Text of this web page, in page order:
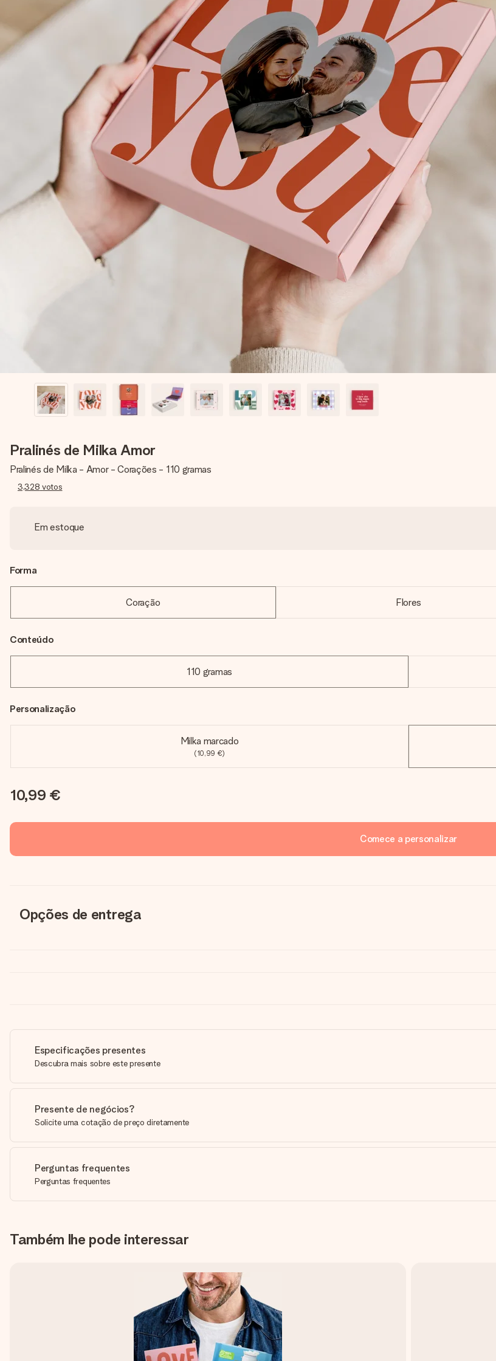
Pralinés de Milka Amor
Pralinés de Milka - Amor - Corações - 110 gramas
3,328 votos
Em estoque
Forma
Coração Flores
Conteúdo
110 gramas
Personalização
Milka marcado
(10,99 €)
10,99 €
Comece a personalizar
Opções de entrega
Especificações presentes
Descubra mais sobre este presente
Presente de negócios?
Solicite uma cotação de preço diretamente
Perguntas frequentes
Perguntas frequentes
Também lhe pode interessar